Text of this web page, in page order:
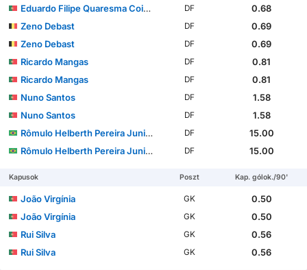
Eduardo Filipe Quaresma Coimbra Simões
DF
0.68
Zeno Debast
DF
0.69
Zeno Debast
DF
0.69
Ricardo Mangas
DF
0.81
Ricardo Mangas
DF
0.81
Nuno Santos
DF
1.58
Nuno Santos
DF
1.58
Rômulo Helberth Pereira Junior
DF
15.00
Rômulo Helberth Pereira Junior
DF 15.00
Kapusok Poszt Kap. gólok./90'
João Virgínia GK
0.50
João Virgínia
GK
0.50
Rui Silva
GK
0.56
Rui Silva
GK 0.56